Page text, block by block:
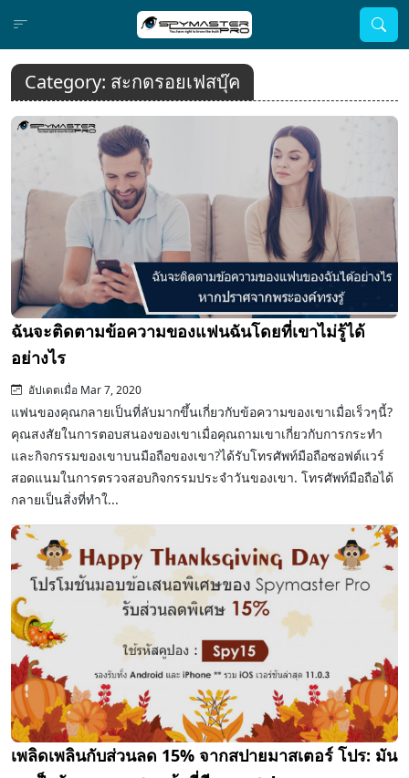
Category: สะกดรอยเฟสบุ๊ค
ฉันจะติดตามข้อความของแฟนฉันโดยที่เขาไม่รู้ได้
อย่างไร
อัปเดตเมื่อ Mar 7, 2020
แฟนของคุณกลายเป็นที่ลับมากขึ้นเกี่ยวกับข้อความของเขาเมื่อเร็วๆนี้?
คุณสงสัยในการตอบสนองของเขาเมื่อคุณถามเขาเกี่ยวกับการกระทำ
และกิจกรรมของเขาบนมือถือของเขา?ได้รับโทรศัพท์มือถือซอฟต์แวร์
สอดแนมในการตรวจสอบกิจกรรมประจำวันของเขา. โทรศัพท์มือถือได้
กลายเป็นสิ่งที่ทำใ...
เพลิดเพลินกับส่วนลด 15% จากสปายมาสเตอร์ โปร: มัน